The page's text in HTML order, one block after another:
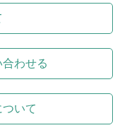
わせる
いて